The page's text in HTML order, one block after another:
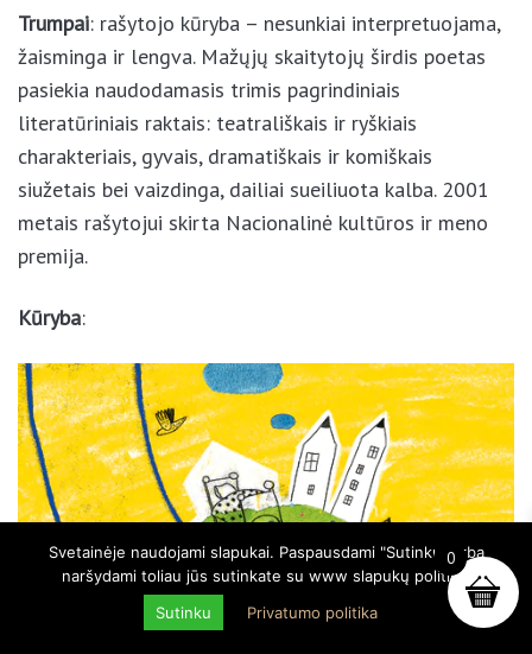
Trumpai: rašytojo kūryba – nesunkiai
interpretuojama, žaisminga ir lengva. Mažųjų
skaitytojų širdis poetas pasiekia naudodamasis
trimis pagrindiniais literatūriniais raktais:
teatrališkais ir ryškiais charakteriais, gyvais,
dramatiškais ir komiškais siužetais bei vaizdinga,
dailiai sueiliuota kalba. 2001 metais rašytojui skirta
Kūryba:
0
Svetainėje naudojami slapukai. Paspausdami "Sutinku" arba
naršydami toliau jūs sutinkate su www slapukų politika.
Sutinku
Privatumo politika